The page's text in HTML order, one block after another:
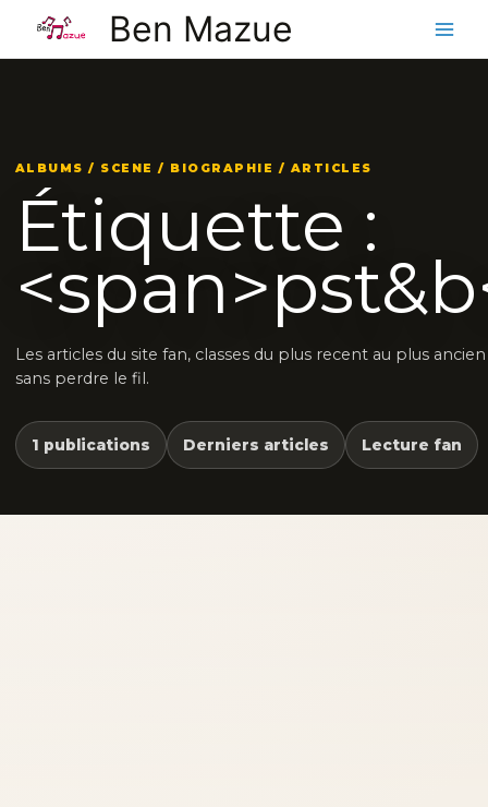
contenu
Ben Mazue
ALBUMS / SCENE / BIOGRAPHIE / ARTICLES
Étiquette :
Les articles du site fan, classes du plus recent au plus
sans perdre le fil.
1 publications Derniers articles Lecture fan